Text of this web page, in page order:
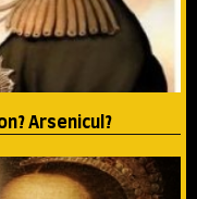
Arsenicul?